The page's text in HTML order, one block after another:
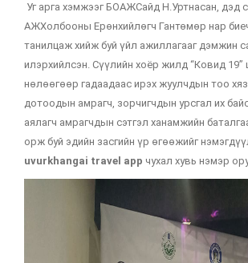
Уг арга хэмжээг БОАЖСайд Н.Уртнасан, дэд
АЖХолбооны Ерөнхийлөгч Гантөмөр нар
танилцаж хийж буй үйл ажиллагааг дэмжин
илэрхийлсэн. Сүүлийн хоёр жилд “Ковид 19”
нөлөөгөөр гадаадаас ирэх жуулчдын тоо
дотоодын амрагч, зорчигчдын урсгал их
аялагч амрагчдын сэтгэл ханамжийн
орж буй эдийн засгийн үр өгөөжийг
uvurkhangai travel app чухал хувь нэмэр